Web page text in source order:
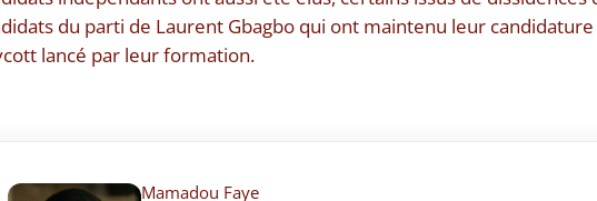
du parti de Laurent Gbagbo qui ont maintenu leur
lancé par leur formation.
Mamadou Faye